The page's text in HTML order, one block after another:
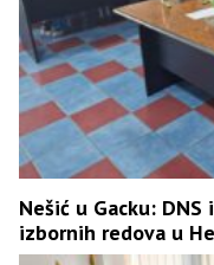
Nešić u Gacku:
izbornih redova u